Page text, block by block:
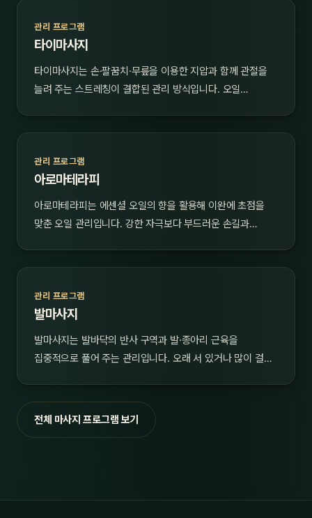
관리 프로그램
타이마사지
타이마사지는 손·팔꿈치·무릎을 이용한 지압과 함께 관절을
늘려 주는 스트레칭이 결합된 관리 방식입니다. 오일…
관리 프로그램
아로마테라피
아로마테라피는 에센셜 오일의 향을 활용해 이완에 초점을
맞춘 오일 관리입니다. 강한 자극보다 부드러운 손길과…
관리 프로그램
발마사지
발마사지는 발바닥의 반사 구역과 발·종아리 근육을
집중적으로 풀어 주는 관리입니다. 오래 서 있거나 많이 걸…
전체 마사지 프로그램 보기